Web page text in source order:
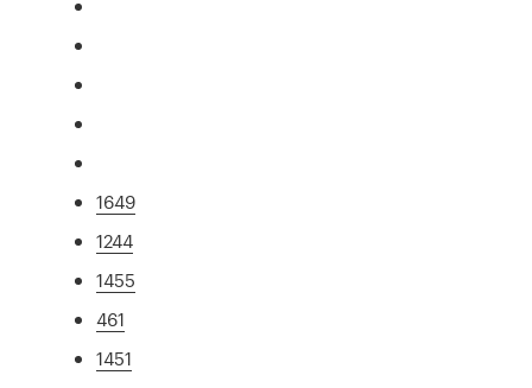
1649
1244
1455
461
1451